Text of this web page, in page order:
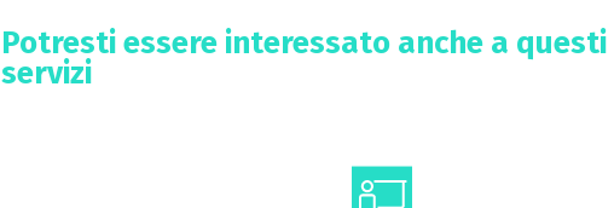
Potresti essere interessato anche a questi
servizi